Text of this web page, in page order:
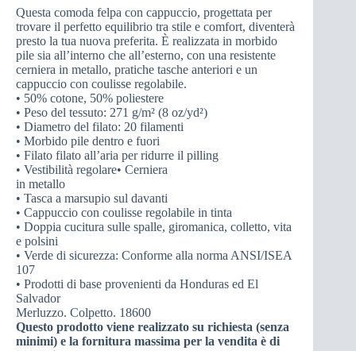
Questa comoda felpa con cappuccio, progettata per
trovare il perfetto equilibrio tra stile e comfort, diventerà
presto la tua nuova preferita. È realizzata in morbido
pile sia all’interno che all’esterno, con una resistente
cerniera in metallo, pratiche tasche anteriori e un
cappuccio con coulisse regolabile.
• 50% cotone, 50% poliestere
• Peso del tessuto: 271 g/m² (8 oz/yd²)
• Diametro del filato: 20 filamenti
• Morbido pile dentro e fuori
• Filato filato all’aria per ridurre il pilling
• Vestibilità regolare• Cerniera
in metallo
• Tasca a marsupio sul davanti
• Cappuccio con coulisse regolabile in tinta
• Doppia cucitura sulle spalle, giromanica, colletto, vita
e polsini
• Verde di sicurezza: Conforme alla norma ANSI/ISEA
107
• Prodotti di base provenienti da Honduras ed El
Salvador
Merluzzo. Colpetto. 18600
Questo prodotto viene realizzato su richiesta (senza
minimi) e la fornitura massima per la vendita è di